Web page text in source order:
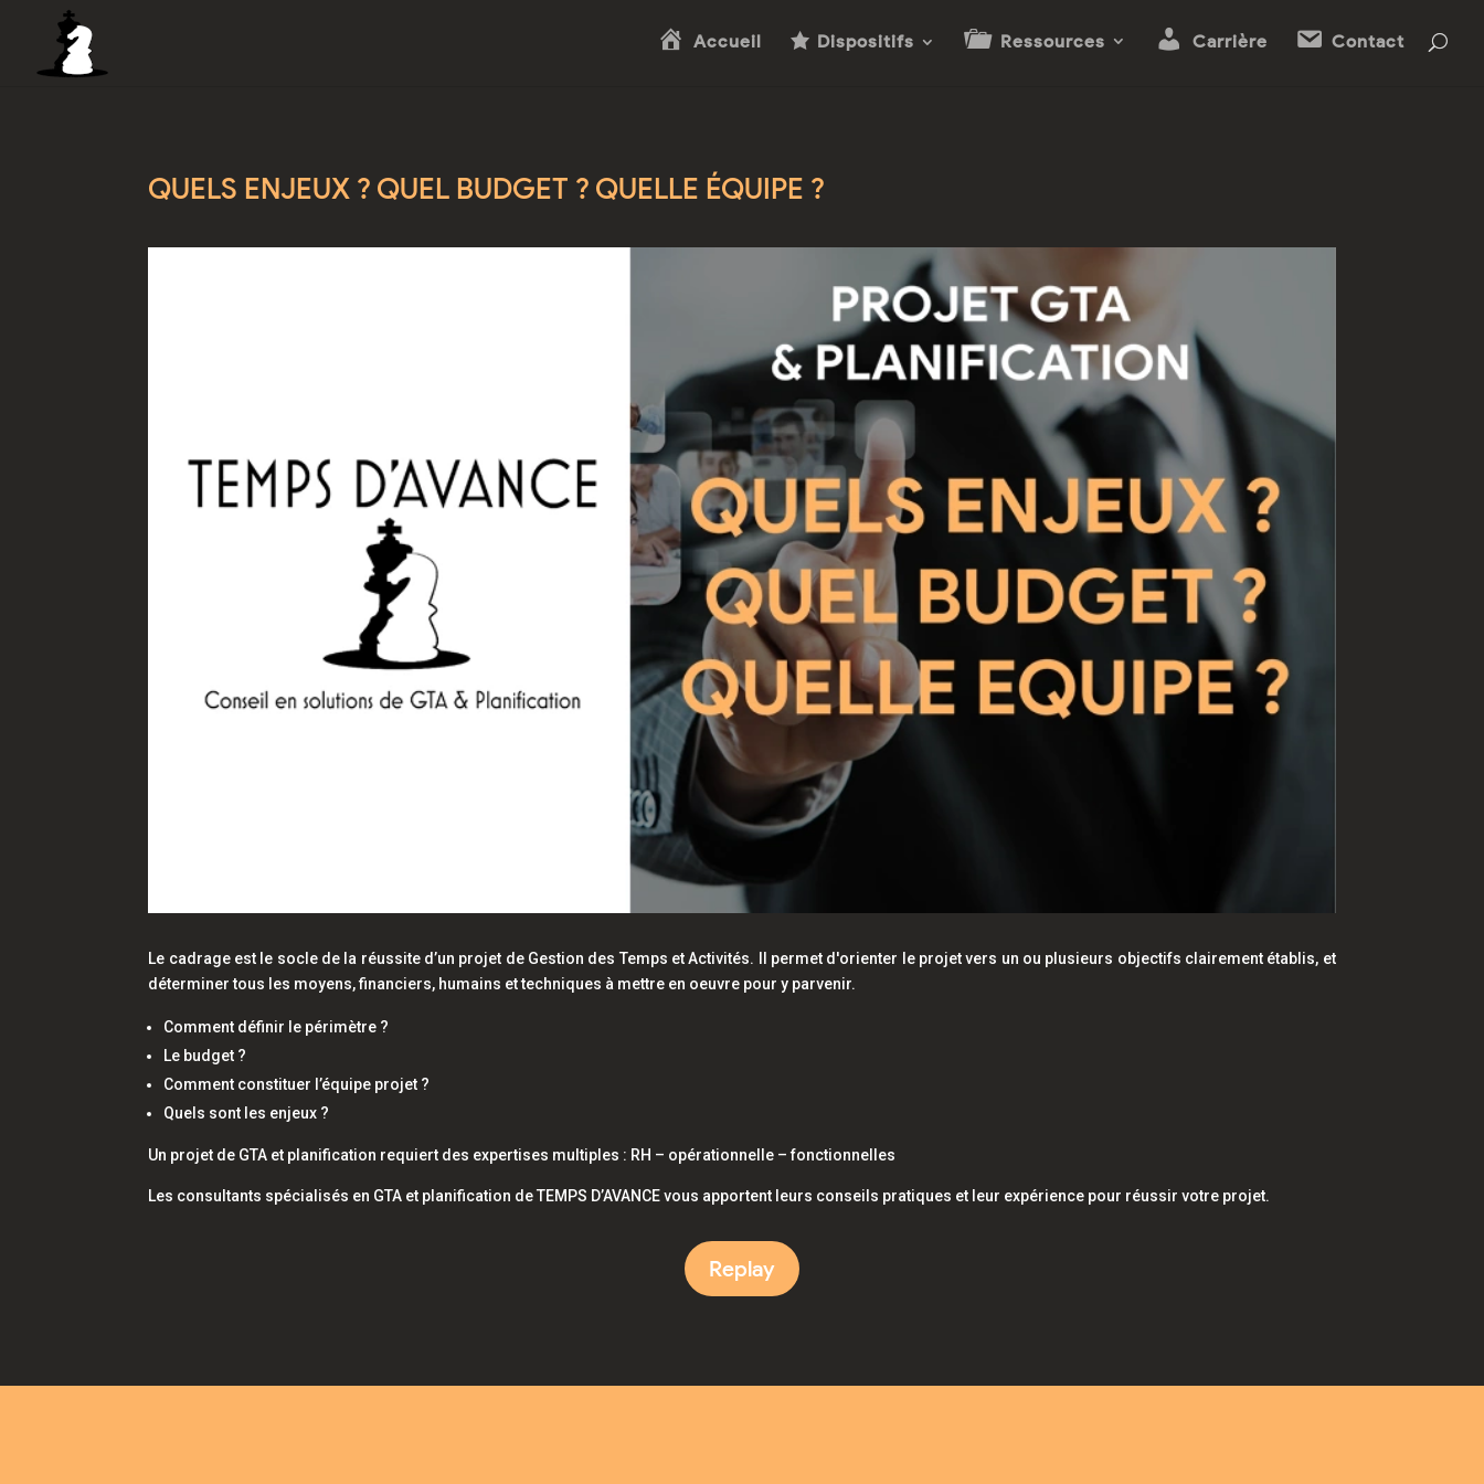
Accueil Dispositifs Ressources Carrière Contact
QUELS ENJEUX ? QUEL BUDGET ? QUELLE ÉQUIPE ?
Le cadrage est le socle de la réussite d’un projet de Gestion des Temps et Activités. Il permet d'orienter le projet vers un ou plusieurs objectifs clairement établis, et
déterminer tous les moyens, financiers, humains et techniques à mettre en oeuvre pour y parvenir.
Comment définir le périmètre ?
Le budget ?
Comment constituer l’équipe projet ?
Quels sont les enjeux ?
Un projet de GTA et planification requiert des expertises multiples : RH – opérationnelle – fonctionnelles
Les consultants spécialisés en GTA et planification de TEMPS D’AVANCE vous apportent leurs conseils pratiques et leur expérience pour réussir votre projet.
Replay